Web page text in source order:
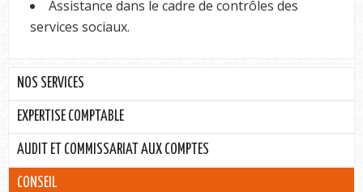
Assistance dans le cadre de contrôles des
services sociaux.
NOS SERVICES
EXPERTISE COMPTABLE
AUDIT ET COMMISSARIAT AUX COMPTES
CONSEIL